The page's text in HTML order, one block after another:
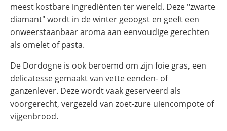
meest kostbare ingrediënten ter wereld. Deze "zwarte
diamant" wordt in de winter geoogst en geeft een
onweerstaanbaar aroma aan eenvoudige gerechten
als omelet of pasta.
De Dordogne is ook beroemd om zijn foie gras, een
delicatesse gemaakt van vette eenden- of
ganzenlever. Deze wordt vaak geserveerd als
voorgerecht, vergezeld van zoet-zure uiencompote of
vijgenbrood.